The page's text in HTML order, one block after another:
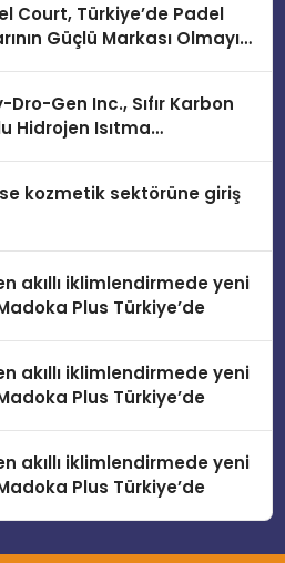
Court, Türkiye’de Padel
Güçlü Markası Olmayı
Dro-Gen Inc., Sıfır Karbon
Hidrojen Isıtma
kozmetik sektörüne giriş
akıllı iklimlendirmede yeni
Plus Türkiye’de
akıllı iklimlendirmede yeni
Plus Türkiye’de
akıllı iklimlendirmede yeni
Plus Türkiye’de